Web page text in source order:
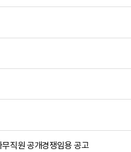
직원 공개경쟁임용 공고